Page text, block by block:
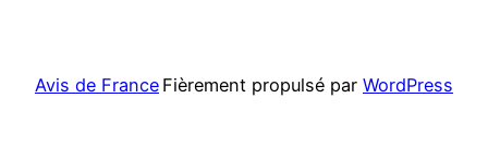
Avis de France Fièrement propulsé par WordPress